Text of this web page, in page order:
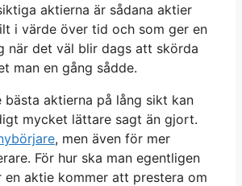
aktierna är sådana aktier
i värde över tid och som ger en
när det väl blir dags att skörda
man en gång sådde.
aktierna på lång sikt kan
mycket lättare sagt än gjort.
, men även för mer
För hur ska man egentligen
en aktie kommer att prestera om